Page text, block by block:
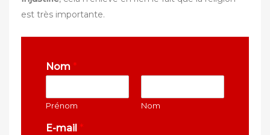
est très importante.
Nom *
Prénom Nom
E-mail *